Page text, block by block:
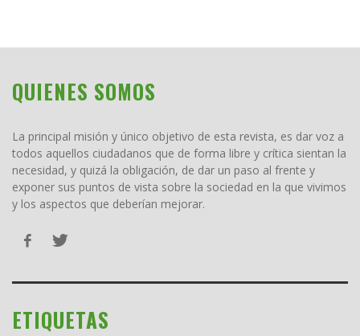
QUIENES SOMOS
La principal misión y único objetivo de esta revista, es dar voz a
todos aquellos ciudadanos que de forma libre y crítica sientan la
necesidad, y quizá la obligación, de dar un paso al frente y
exponer sus puntos de vista sobre la sociedad en la que vivimos
y los aspectos que deberían mejorar.
ETIQUETAS